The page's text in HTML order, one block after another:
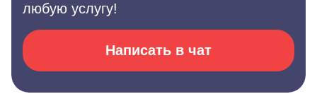
любую услугу!
Написать в чат